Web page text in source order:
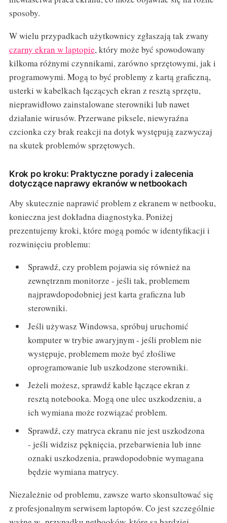
sposoby.
W wielu przypadkach użytkownicy zgłaszają tak zwany
czarny ekran w laptopie, który może być spowodowany
kilkoma różnymi czynnikami, zarówno sprzętowymi, jak i
programowymi. Mogą to być problemy z kartą graficzną,
usterki w kabelkach łączących ekran z resztą sprzętu,
nieprawidłowo zainstalowane sterowniki lub nawet
działanie wirusów. Przerwane piksele, niewyraźna
czcionka czy brak reakcji na dotyk występują zazwyczaj
na skutek problemów sprzętowych.
Krok po kroku: Praktyczne porady i zalecenia
dotyczące naprawy ekranów w netbookach
Aby skutecznie naprawić problem z ekranem w netbooku,
konieczna jest dokładna diagnostyka. Poniżej
prezentujemy kroki, które mogą pomóc w identyfikacji i
rozwinięciu problemu:
Sprawdź, czy problem pojawia się również na
zewnętrznm monitorze - jeśli tak, problemem
najprawdopodobniej jest karta graficzna lub
sterowniki.
Jeśli używasz Windowsa, spróbuj uruchomić
komputer w trybie awaryjnym - jeśli problem nie
występuje, problemem może być złośliwe
oprogramowanie lub uszkodzone sterowniki.
Jeżeli możesz, sprawdź kable łączące ekran z
resztą notebooka. Mogą one ulec uszkodzeniu, a
ich wymiana może rozwiązać problem.
Sprawdź, czy matryca ekranu nie jest uszkodzona
- jeśli widzisz pęknięcia, przebarwienia lub inne
oznaki uszkodzenia, prawdopodobnie wymagana
będzie wymiana matrycy.
Niezależnie od problemu, zawsze warto skonsultować się
z profesjonalnym serwisem laptopów. Co jest szczególnie